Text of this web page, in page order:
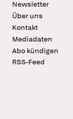
Newsletter
Über uns
Kontakt
Mediadaten
Abo kündigen
RSS-Feed